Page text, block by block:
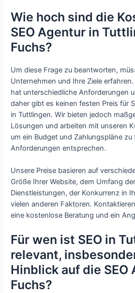
Wie hoch sind die
SEO Agentur in
Fuchs?
Um diese Frage zu beantworten,
Unternehmen und Ihre Ziele
hat unterschiedliche Anforderungen
daher gibt es keinen festen Preis für
in Tuttlingen. Wir bieten jedoch
Lösungen und arbeiten mit unseren
um ein Budget und Zahlungspläne zu
Anforderungen entsprechen.
Unsere Preise basieren auf
Größe Ihrer Website, dem Umfang
Dienstleistungen, der Konkurrenz in
vielen anderen Faktoren.
eine kostenlose Beratung und ein
Für wen ist SEO in
relevant,
Hinblick auf die SEO
Fuchs?